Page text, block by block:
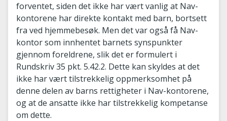
forventet, siden det ikke har vært vanlig at Nav-
kontorene har direkte kontakt med barn, bortsett
fra ved hjemmebesøk. Men det var også få Nav-
kontor som innhentet barnets synspunkter
gjennom foreldrene, slik det er formulert i
Rundskriv 35 pkt. 5.42.2. Dette kan skyldes at det
ikke har vært tilstrekkelig oppmerksomhet på
denne delen av barns rettigheter i Nav-kontorene,
og at de ansatte ikke har tilstrekkelig kompetanse
om dette.